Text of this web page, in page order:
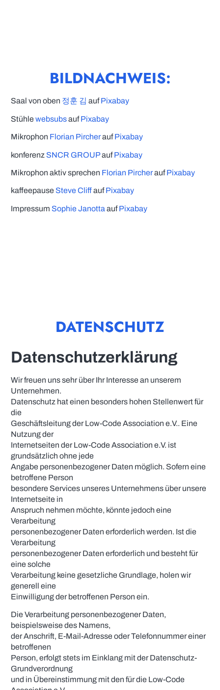
BILDNACHWEIS:
Saal von oben 정훈 김 aufPixabay
StühlewebsubsaufPixabay
Mikrophon Florian PircheraufPixabay
konferenz SNCR GROUPaufPixabay
Mikrophon aktiv sprechen Florian PircheraufPixabay
kaffeepause Steve CliffaufPixabay
Impressum Sophie Janotta aufPixabay
DATENSCHUTZ
Datenschutzerklärung
Wir freuen uns sehr über Ihr Interesse an unserem
Unternehmen.
Datenschutz hat einen besonders hohen Stellenwert für
die
Geschäftsleitung der Low-Code Association e.V.. Eine
Nutzung der
Internetseiten der Low-Code Association e.V. ist
grundsätzlich ohne jede
Angabe personenbezogener Daten möglich. Sofern eine
betroffene Person
besondere Services unseres Unternehmens über unsere
Internetseite in
Anspruch nehmen möchte, könnte jedoch eine
Verarbeitung
personenbezogener Daten erforderlich werden. Ist die
Verarbeitung
personenbezogener Daten erforderlich und besteht für
eine solche
Verarbeitung keine gesetzliche Grundlage, holen wir
generell eine
Einwilligung der betroffenen Person ein.
Die Verarbeitung personenbezogener Daten,
beispielsweise des Namens,
der Anschrift, E-Mail-Adresse oder Telefonnummer einer
betroffenen
Person, erfolgt stets im Einklang mit der Datenschutz-
Grundverordnung
und in Übereinstimmung mit den für die Low-Code